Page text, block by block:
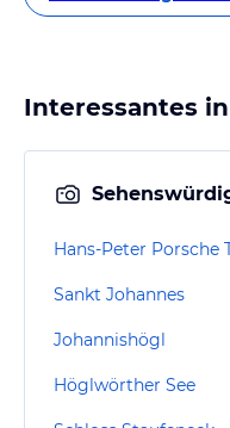
Interessantes
Hans-Peter Porsche
Sankt Johannes
Johannishögl
Höglwörther See